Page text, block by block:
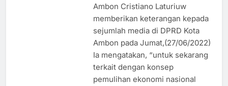
Ambon Cristiano Laturiuw
memberikan keterangan kepada
sejumlah media di DPRD Kota
Ambon pada Jumat,(27/06/2022)
Ia mengatakan, “untuk sekarang
terkait dengan konsep
pemulihan ekonomi nasional